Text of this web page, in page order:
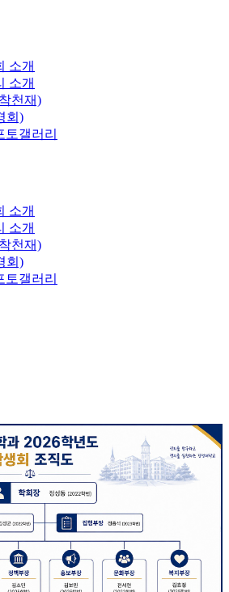
소개
소개
천재)
회)
토갤러리
소개
소개
천재)
회)
토갤러리